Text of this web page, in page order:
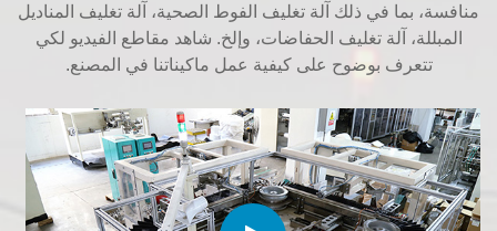
منافسة، بما في ذلك آلة تغليف الفوط الصحية، آلة تغليف المناديل
المبللة، آلة تغليف الحفاضات، وإلخ. شاهد مقاطع الفيديو لكي
تتعرف بوضوح على كيفية عمل ماكيناتنا في المصنع.